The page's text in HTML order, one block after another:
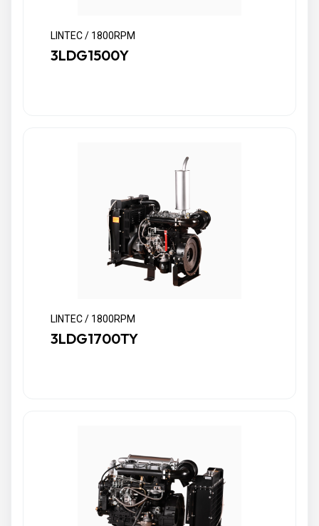
LINTEC / 1800RPM
3LDG1500Y
LINTEC / 1800RPM
3LDG1700TY